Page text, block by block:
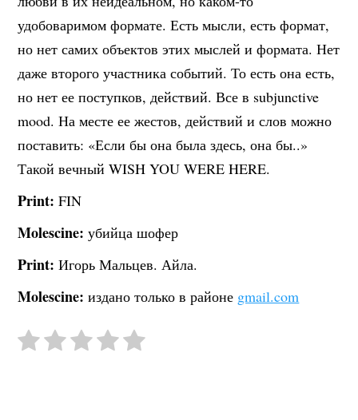
удобоваримом формате. Есть мысли, есть формат,
но нет самих объектов этих мыслей и формата. Нет
даже второго участника событий. То есть она есть,
но нет ее поступков, действий. Все в subjunctive
mood. На месте ее жестов, действий и слов можно
поставить: «Если бы она была здесь, она бы..»
Такой вечный WISH YOU WERE HERE.
Print: FIN
Molescine: убийца шофер
Print: Игорь Мальцев. Айла.
Molescine: издано только в районе gmail.com